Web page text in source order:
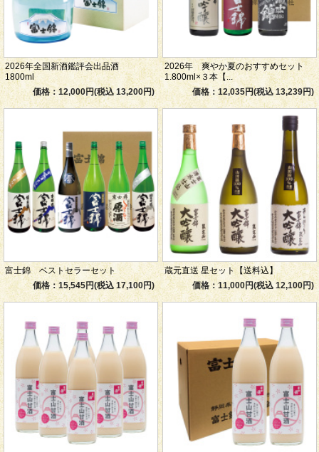
2026年全国新酒鑑評会出品酒
1800ml
価格：12,000円(税込 13,200円)
2026年 爽やか夏のおすすめセット
1.800ml×３本【...
価格：12,035円(税込 13,239円)
富士錦 ベストセラーセット
価格：15,545円(税込 17,100円)
蔵元直送 星セット【送料込】
価格：11,000円(税込 12,100円)